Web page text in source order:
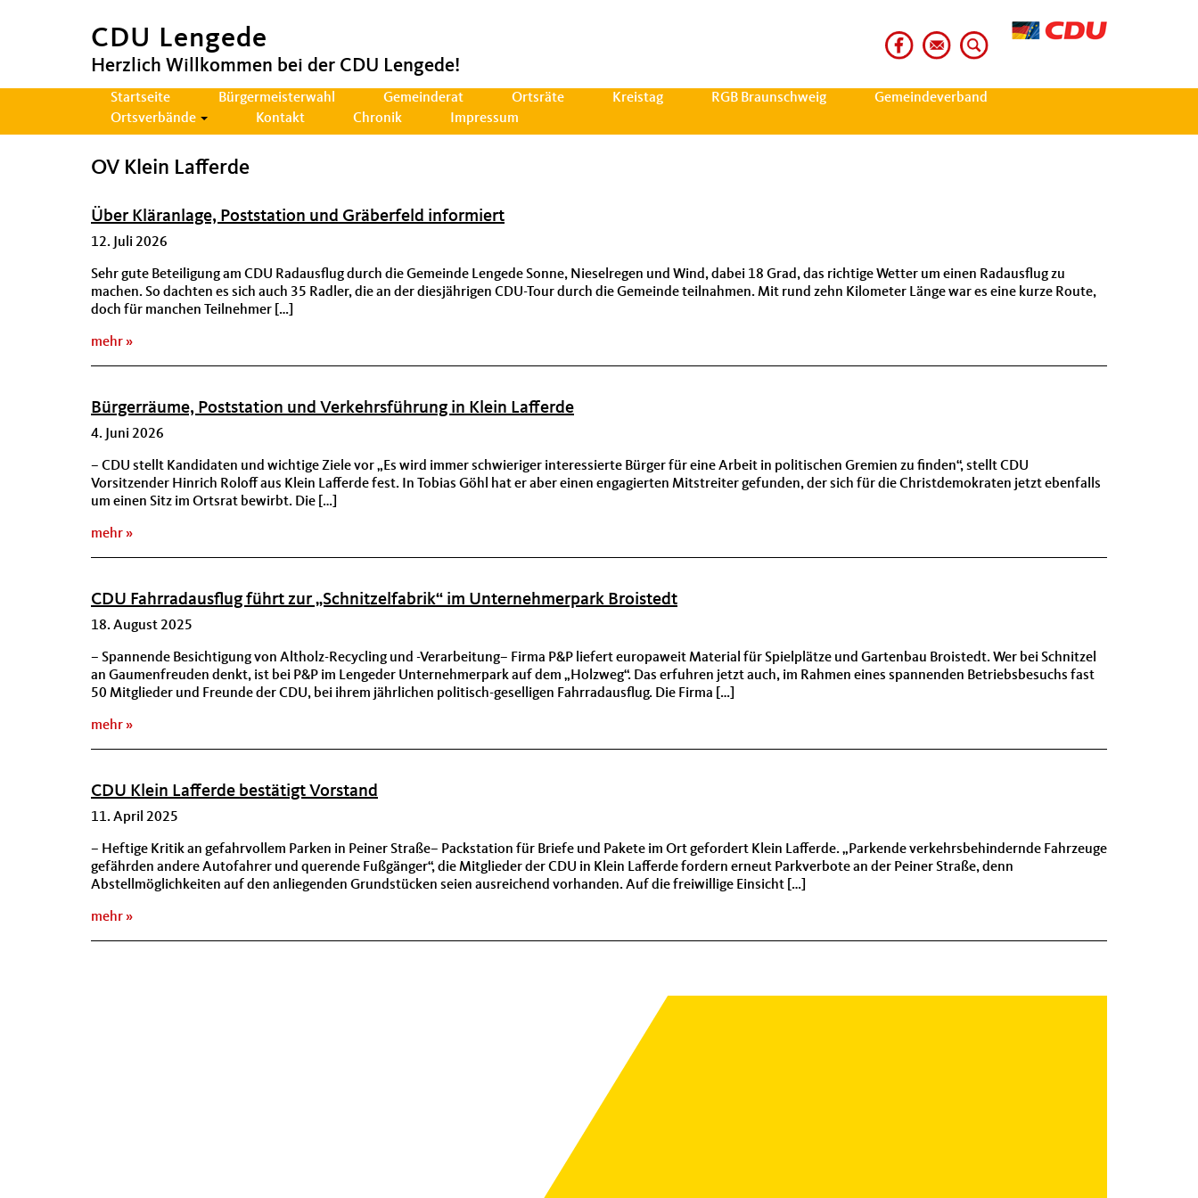
CDU Lengede
Herzlich Willkommen bei der CDU Lengede!
Hauptnavigation
Startseite Bürgermeisterwahl Gemeinderat Ortsräte Kreistag RGB Braunschweig
Gemeindeverband
Ortsverbände
Kontakt Chronik Impressum
OV Klein Lafferde
Über Kläranlage, Poststation und Gräberfeld informiert
12. Juli 2026
Sehr gute Beteiligung am CDU Radausflug durch die Gemeinde Lengede Sonne, Nieselregen und Wind, dabei 18 Grad, das richtige Wetter um einen Radausflug zu
machen. So dachten es sich auch 35 Radler, die an der diesjährigen CDU-Tour durch die Gemeinde teilnahmen. Mit rund zehn Kilometer Länge war es eine kurze Route,
doch für manchen Teilnehmer […]
mehr
Bürgerräume, Poststation und Verkehrsführung in Klein Lafferde
4. Juni 2026
– CDU stellt Kandidaten und wichtige Ziele vor „Es wird immer schwieriger interessierte Bürger für eine Arbeit in politischen Gremien zu finden“, stellt CDU
Vorsitzender Hinrich Roloff aus Klein Lafferde fest. In Tobias Göhl hat er aber einen engagierten Mitstreiter gefunden, der sich für die Christdemokraten jetzt ebenfalls
um einen Sitz im Ortsrat bewirbt. Die […]
mehr
CDU Fahrradausflug führt zur „Schnitzelfabrik“ im Unternehmerpark Broistedt
18. August 2025
– Spannende Besichtigung von Altholz-Recycling und -Verarbeitung– Firma P&P liefert europaweit Material für Spielplätze und Gartenbau Broistedt. Wer bei Schnitzel
an Gaumenfreuden denkt, ist bei P&P im Lengeder Unternehmerpark auf dem „Holzweg“. Das erfuhren jetzt auch, im Rahmen eines spannenden Betriebsbesuchs fast
50 Mitglieder und Freunde der CDU, bei ihrem jährlichen politisch-geselligen Fahrradausflug. Die Firma […]
mehr
CDU Klein Lafferde bestätigt Vorstand
11. April 2025
– Heftige Kritik an gefahrvollem Parken in Peiner Straße– Packstation für Briefe und Pakete im Ort gefordert Klein Lafferde. „Parkende verkehrsbehindernde Fahrzeuge
gefährden andere Autofahrer und querende Fußgänger“, die Mitglieder der CDU in Klein Lafferde fordern erneut Parkverbote an der Peiner Straße, denn
Abstellmöglichkeiten auf den anliegenden Grundstücken seien ausreichend vorhanden. Auf die freiwillige Einsicht […]
mehr